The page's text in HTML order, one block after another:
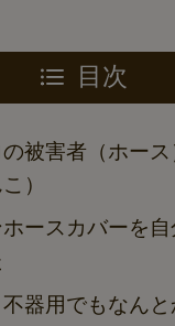
目次
の被害者（ホー
）
ースカバーを
器用でもなんと